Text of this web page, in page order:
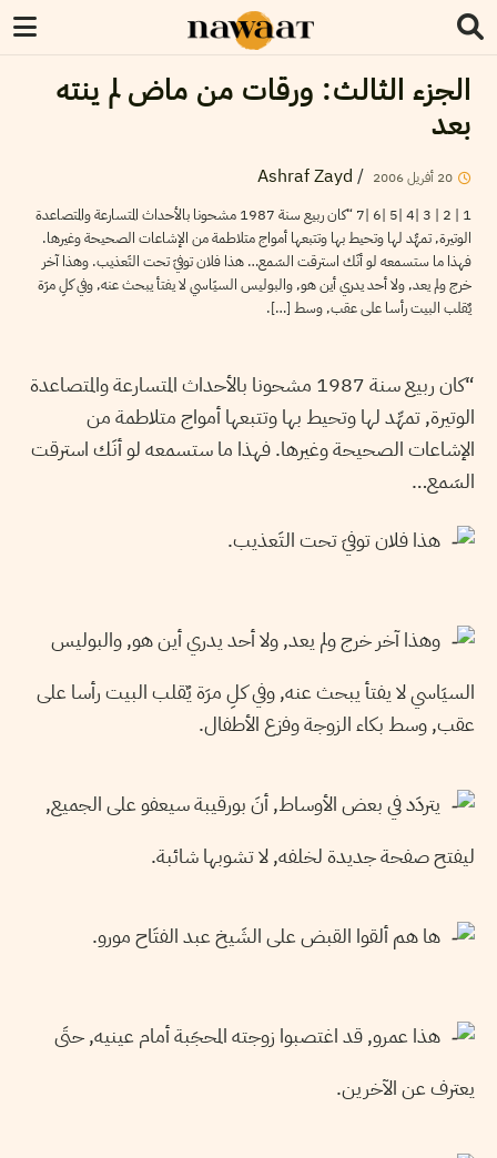
الجزء الثالث: ورقات من ماض لم ينته
بعد
20 أفريل2006
/
Ashraf Zayd
1 | 2 | 3 |4 |5 |6 |7 “كان ربيع سنة 1987 مشحونا بالأحداث المتسارعة والمتصاعدة
الوتيرة, تمهِّد لها وتحيط بها وتتبعها أمواج متلاطمة من الإشاعات الصحيحة وغيرها.
فهذا ما ستسمعه لو أنَك استرقت السَمع… هذا فلان توفيَ تحت التَعذيب. وهذا آخر
خرج ولم يعد, ولا أحد يدري أين هو, والبوليس السيَاسي لا يفتأ يبحث عنه, وفي كلِ مرَة
يٌقلب البيت رأسا على عقب, وسط […].
“كان ربيع سنة 1987 مشحونا بالأحداث المتسارعة والمتصاعدة
الوتيرة, تمهِّد لها وتحيط بها وتتبعها أمواج متلاطمة من
الإشاعات الصحيحة وغيرها. فهذا ما ستسمعه لو أنَك استرقت
السَمع…
هذا فلان توفيَ تحت التَعذيب.
وهذا آخر خرج ولم يعد, ولا أحد يدري أين هو, والبوليس
السيَاسي لا يفتأ يبحث عنه, وفي كلِ مرَة يٌقلب البيت رأسا على
عقب, وسط بكاء الزوجة وفزع الأطفال.
يتردَد في بعض الأوساط, أنَ بورقيبة سيعفو على الجميع,
ليفتح صفحة جديدة لخلفه, لا تشوبها شائبة.
ها هم ألقوا القبض على الشَيخ عبد الفتَاح مورو.
هذا عمرو, قد اغتصبوا زوجته المحجَبة أمام عينيه, حتَى
يعترف عن الآخرين.